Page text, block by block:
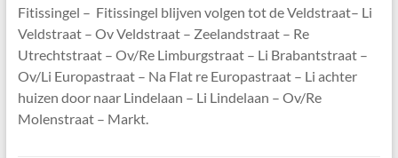
Fitissingel – Fitissingel blijven volgen tot de Veldstraat– Li
Veldstraat – Ov Veldstraat – Zeelandstraat – Re
Utrechtstraat – Ov/Re Limburgstraat – Li Brabantstraat –
Ov/Li Europastraat – Na Flat re Europastraat – Li achter
huizen door naar Lindelaan – Li Lindelaan – Ov/Re
Molenstraat – Markt.